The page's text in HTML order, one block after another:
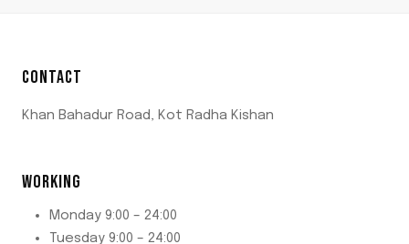
CONTACT
Khan Bahadur Road, Kot Radha Kishan
WORKING
Monday 9:00 – 24:00
Tuesday 9:00 – 24:00